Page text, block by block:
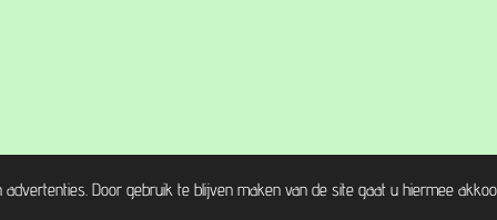
Door gebruik te blijven maken van de site gaat u hiermee